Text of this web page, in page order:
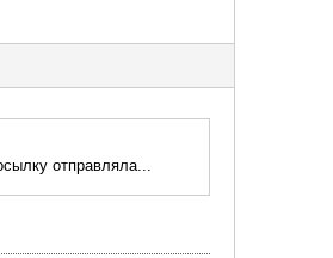
отправляла...